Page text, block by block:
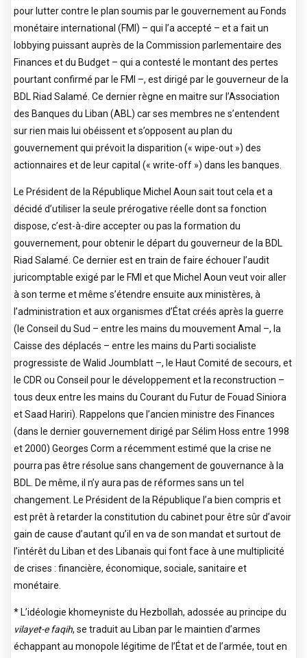
pour lutter contre le plan soumis par le gouvernement au Fonds
monétaire international (FMI) – qui l’a accepté – et a fait un
lobbying puissant auprès de la Commission parlementaire des
Finances et du Budget – qui a contesté le montant des pertes
pourtant confirmé par le FMI –, est dirigé par le gouverneur de la
BDL Riad Salamé. Ce dernier règne en maitre sur l’Association
des Banques du Liban (ABL) car ses membres ne s’entendent
sur rien mais lui obéissent et s’opposent au plan du
gouvernement qui prévoit la disparition (« wipe-out ») des
actionnaires et de leur capital (« write-off ») dans les banques.
Le Président de la République Michel Aoun sait tout cela et a
décidé d’utiliser la seule prérogative réelle dont sa fonction
dispose, c’est-à-dire accepter ou pas la formation du
gouvernement, pour obtenir le départ du gouverneur de la BDL
Riad Salamé. Ce dernier est en train de faire échouer l’audit
juricomptable exigé par le FMI et que Michel Aoun veut voir aller
à son terme et même s’étendre ensuite aux ministères, à
l’administration et aux organismes d’État créés après la guerre
(le Conseil du Sud – entre les mains du mouvement Amal –, la
Caisse des déplacés – entre les mains du Parti socialiste
progressiste de Walid Joumblatt –, le Haut Comité de secours, et
le CDR ou Conseil pour le développement et la reconstruction –
tous deux entre les mains du Courant du Futur de Fouad Siniora
et Saad Hariri). Rappelons que l’ancien ministre des Finances
(dans le dernier gouvernement dirigé par Sélim Hoss entre 1998
et 2000) Georges Corm a récemment estimé que la crise ne
pourra pas être résolue sans changement de gouvernance à la
BDL. De même, il n’y aura pas de réformes sans un tel
changement. Le Président de la République l’a bien compris et
est prêt à retarder la constitution du cabinet pour être sûr d’avoir
gain de cause d’autant qu’il en va de son mandat et surtout de
l’intérêt du Liban et des Libanais qui font face à une multiplicité
de crises : financière, économique, sociale, sanitaire et
monétaire.
* L’idéologie khomeyniste du Hezbollah, adossée au principe du
vilayet-e faqih, se traduit au Liban par le maintien d’armes
échappant au monopole légitime de l’État et de l’armée, tout en